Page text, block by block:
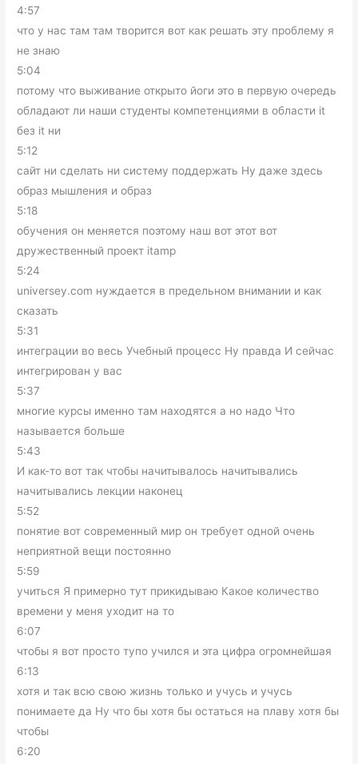
4:57
что у нас там там творится вот как решать эту проблему я
не знаю
5:04
потому что выживание открыто йоги это в первую очередь
обладают ли наши студенты компетенциями в области it
без it ни
5:12
сайт ни сделать ни систему поддержать Ну даже здесь
образ мышления и образ
5:18
обучения он меняется поэтому наш вот этот вот
дружественный проект itamp
5:24
universey.com нуждается в предельном внимании и как
сказать
5:31
интеграции во весь Учебный процесс Ну правда И сейчас
интегрирован у вас
5:37
многие курсы именно там находятся а но надо Что
называется больше
5:43
И как-то вот так чтобы начитывалось начитывались
начитывались лекции наконец
5:52
понятие вот современный мир он требует одной очень
неприятной вещи постоянно
5:59
учиться Я примерно тут прикидываю Какое количество
времени у меня уходит на то
6:07
чтобы я вот просто тупо учился и эта цифра огромнейшая
6:13
хотя и так всю свою жизнь только и учусь и учусь
понимаете да Ну что бы хотя бы остаться на плаву хотя бы
чтобы
6:20